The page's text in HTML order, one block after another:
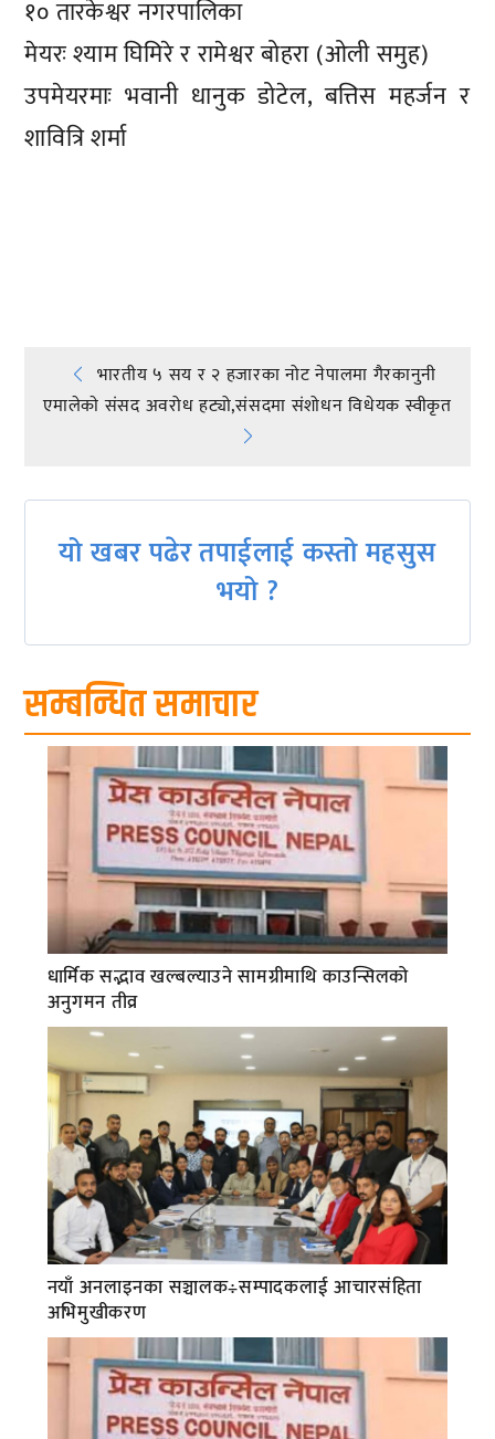
१० तारकेश्वर नगरपालिका
मेयरः श्याम घिमिरे र रामेश्वर बोहरा (ओली समुह)
उपमेयरमाः भवानी धानुक डोटेल, बत्तिस महर्जन र
शावित्रि शर्मा
Post
navigation
भारतीय ५ सय र २ हजारका नोट नेपालमा गैरकानुनी
एमालेकाे संसद अवरोध हट्यो,संसदमा संशोधन विधेयक स्वीकृत
यो खबर पढेर तपाईलाई कस्तो महसुस
भयो ?
सम्बन्धित समाचार
धार्मिक सद्भाव खल्बल्याउने सामग्रीमाथि काउन्सिलको
अनुगमन तीव्र
नयाँ अनलाइनका सञ्चालक÷सम्पादकलाई आचारसंहिता
अभिमुखीकरण